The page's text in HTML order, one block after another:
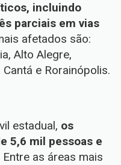
incluindo
parciais em vias
afetados são:
Alto Alegre,
e Rorainópolis.
estadual, os
5,6 mil pessoas e
Entre as áreas mais